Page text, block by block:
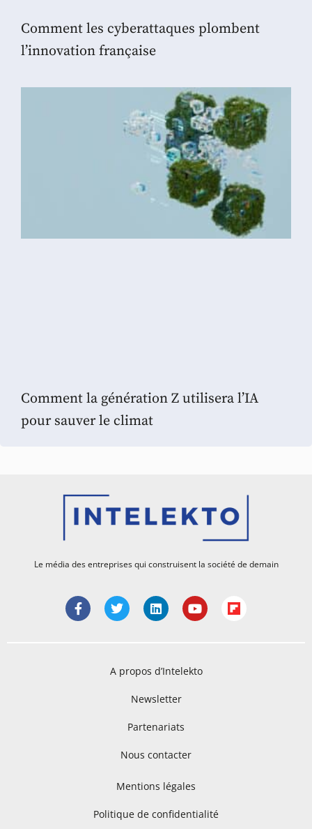
Comment les cyberattaques plombent
l’innovation française
Comment la génération Z utilisera l’IA
pour sauver le climat
Le média des entreprises qui construisent la société de demain
A propos d’Intelekto
Newsletter
Partenariats
Nous contacter
Mentions légales
Politique de confidentialité